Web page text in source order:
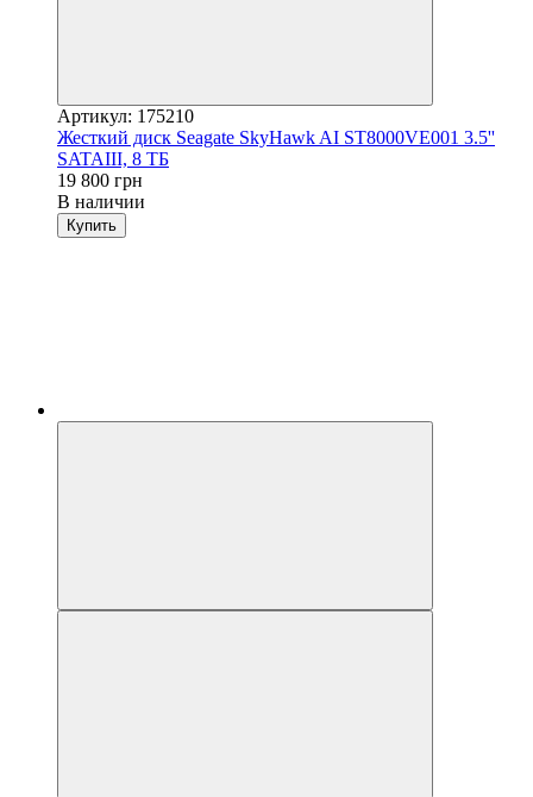
Артикул: 175210
Жесткий диск Seagate SkyHawk AI ST8000VE001 3.5''
SATAIII, 8 ТБ
19 800 грн
В наличии
Купить